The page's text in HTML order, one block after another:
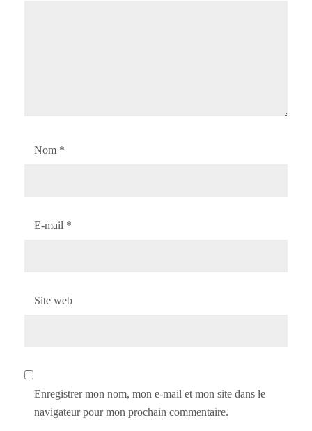
Nom *
E-mail *
Site web
Enregistrer mon nom, mon e-mail et mon site dans le
navigateur pour mon prochain commentaire.